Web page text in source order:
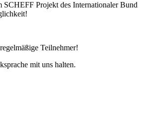
SCHEFF Projekt des Internationaler Bund
Teilnehmer!
mit uns halten.